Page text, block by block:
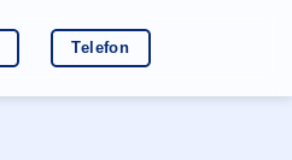
Telefon